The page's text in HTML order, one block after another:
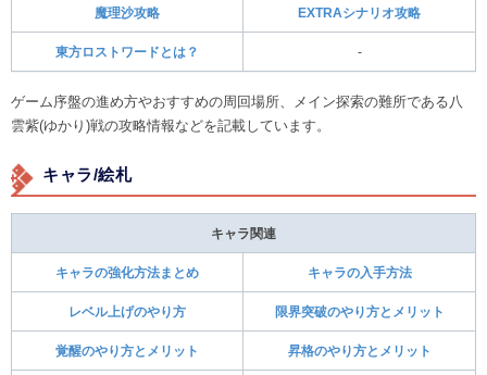
魔理沙攻略 EXTRAシナリオ攻略
東方ロストワードとは？ -
ゲーム序盤の進め方やおすすめの周回場所、メイン探索の難所である八
雲紫(ゆかり)戦の攻略情報などを記載しています。
キャラ/絵札
キャラ関連
キャラの強化方法まとめ キャラの入手方法
レベル上げのやり方 限界突破のやり方とメリット
覚醒のやり方とメリット 昇格のやり方とメリット